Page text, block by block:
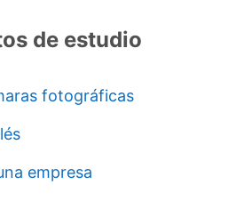
de estudio
fotográficas
empresa